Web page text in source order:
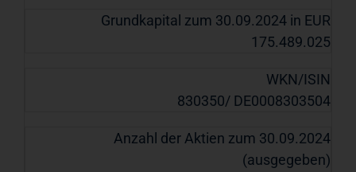
Grundkapital zum 30.09.2024 in EUR
175.489.025
WKN/ISIN
830350/ DE0008303504
Anzahl der Aktien zum 30.09.2024
(ausgegeben)